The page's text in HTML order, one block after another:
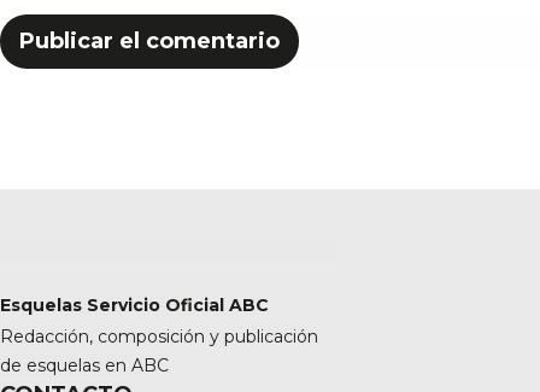
Esquelas Servicio Oficial ABC
Redacción, composición y publicación
de esquelas en ABC